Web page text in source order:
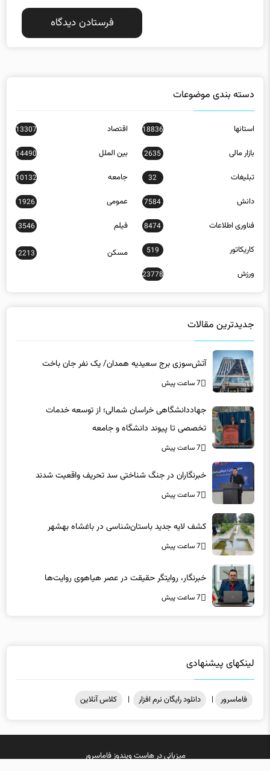
دسته بندی موضوعات
استانها 18836 اقتصاد 13307
بازار مالی 2635 بین الملل 14490
تبلیغات 32 جامعه 10132
دانش 7584 عمومی 1926
فناوری اطلاعات 8474 فیلم 3546
کاریکاتور 519 مسکن 2213
ورزش 23778
جدیدترین مقالات
آتش‌سوزی برج سعیدیه همدان/ یک نفر جان باخت
7 ساعت پیش
جهاددانشگاهی خراسان شمالی؛ از توسعه خدمات
تخصصی تا پیوند دانشگاه و جامعه
7 ساعت پیش
خبرنگاران در جنگ شناختی سد تحریف واقعیت شدند
7 ساعت پیش
کشف لایه جدید باستان‌شناسی در باغشاه بهشهر
7 ساعت پیش
خبرنگار، روایتگر حقیقت در عصر هیاهوی روایت‌ها
7 ساعت پیش
لینکهای پیشنهادی
فاماسرور | دانلود رایگان نرم افزار | کلاس آنلاین
میزبانی درهاست ویندوزفاماسرور